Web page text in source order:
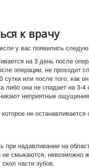
к врачу
у вас появились
на 3 день после
операции, не проходит
сутки или после того, как
либо она не спадает на 3-4
неприятные
не останавливается
надавливании на
не смыкаются, невозможно
части зубов.